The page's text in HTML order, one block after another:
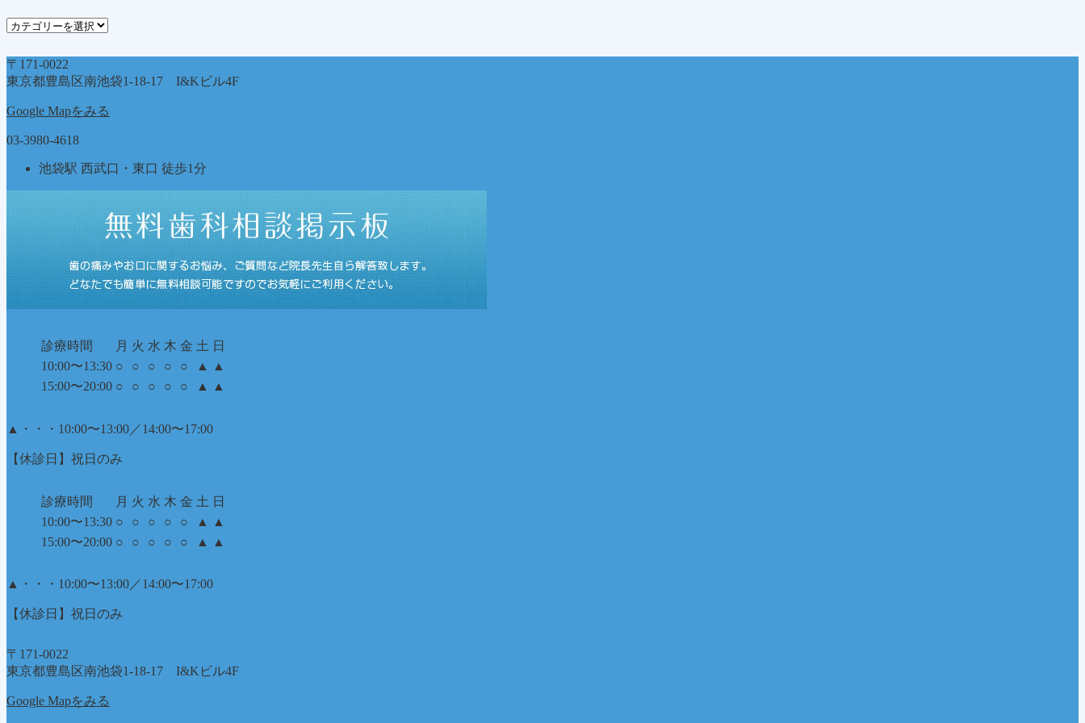
カ
ゴ
リ
〒171-0022
東京都豊島区南池袋1-18-17 I&Kビル4F
Google Mapをみる
03-3980-4618
池袋駅 西武口・東口 徒歩1分
診療時間 月 火 水 木 金 土 日
10:00〜13:30 ○ ○ ○ ○ ○ ▲
▲
15:00〜20:00 ○ ○ ○ ○ ○ ▲ ▲
▲ ・・・10:00〜13:00／14:00〜17:00
【休診日】祝日のみ
診療時間 月 火 水 木 金 土 日
10:00〜13:30 ○ ○ ○ ○ ○ ▲
▲
15:00〜20:00 ○ ○ ○ ○ ○ ▲ ▲
▲ ・・・10:00〜13:00／14:00〜17:00
【休診日】祝日のみ
〒171-0022
東京都豊島区南池袋1-18-17 I&Kビル4F
Google Mapをみる